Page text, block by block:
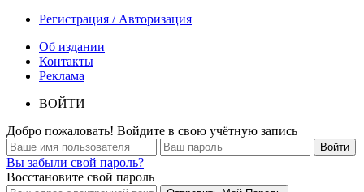
Регистрация / Авторизация
Об издании
Контакты
Реклама
ВОЙТИ
Добро пожаловать! Войдите в свою учётную запись
Вы забыли свой пароль?
Восстановите свой пароль